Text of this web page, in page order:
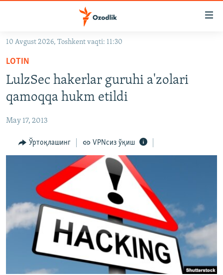
Асосий
навигацияга
ўтинг
Қидиришга
OZODVIDEO
На русском
ИЖТИМОИЙ ТАРМОҚЛАР
Озодлик бошқа тилларда
10 Avgust 2026, Toshkent vaqti: 11:30
LOTIN
LulzSec hakerlar guruhi a'zolari
qamoqqa hukm etildi
May 17, 2013
Ўртоқлашинг VPNсиз ўқиш